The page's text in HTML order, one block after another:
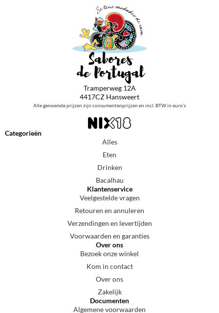
Tramperweg 12A
4417CZ Hansweert
Alle genoemde prijzen zijn consumentenprijzen en incl. BTW in euro’s
Categorieën
Alles
Eten
Drinken
Bacalhau
Klantenservice
Veelgestelde vragen
Retouren en annuleren
Verzendingen en levertijden
Voorwaarden en garanties
Over ons
Bezoek onze winkel
Kom in contact
Over ons
Zakelijk
Documenten
Algemene voorwaarden